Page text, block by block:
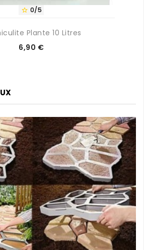
 0/5
Plante 10 Litres
Prix
6,90 €